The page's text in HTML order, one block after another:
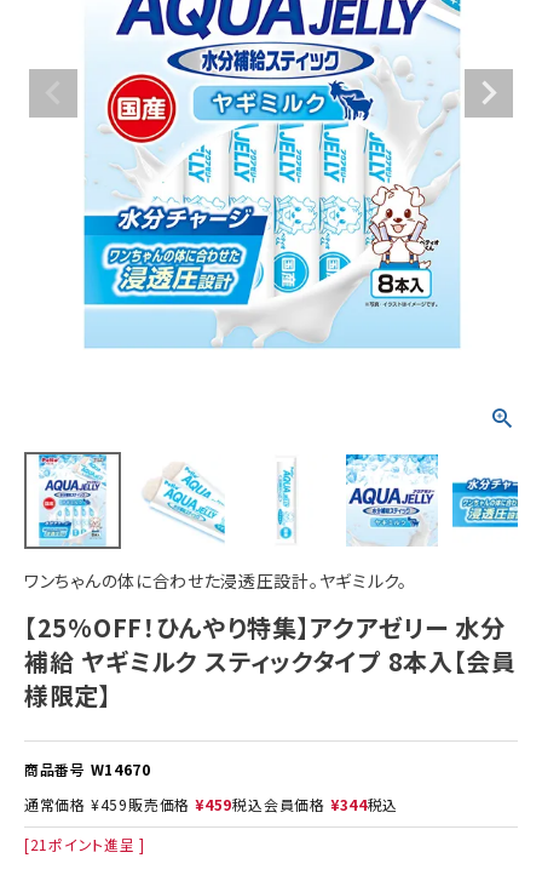
ACCOUNT MENU
ようこそ ゲスト 様
ログイン person 新規会員登録
ワンちゃんの体に合わせた浸透圧設計。ヤギミルク。
【25%OFF！ひんやり特集】アクアゼリー 水分
補給 ヤギミルク スティックタイプ 8本入【会員
様限定】
商品番号 W14670
通常価格 ¥459販売価格 ¥459税込会員価格 ¥344税込
[21ポイント進呈 ]